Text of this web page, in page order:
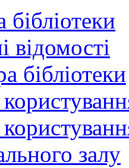
бібліотеки
відомості
бібліотеки
залу